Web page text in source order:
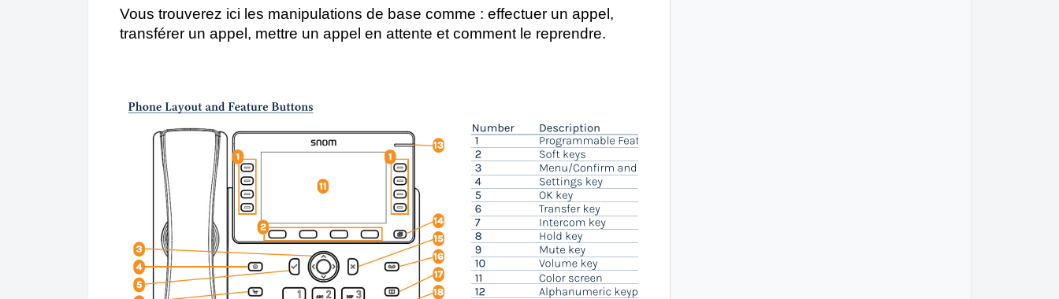
Vous trouverez ici les manipulations de base comme : effectuer un appel,
transférer un appel, mettre un appel en attente et comment le reprendre.